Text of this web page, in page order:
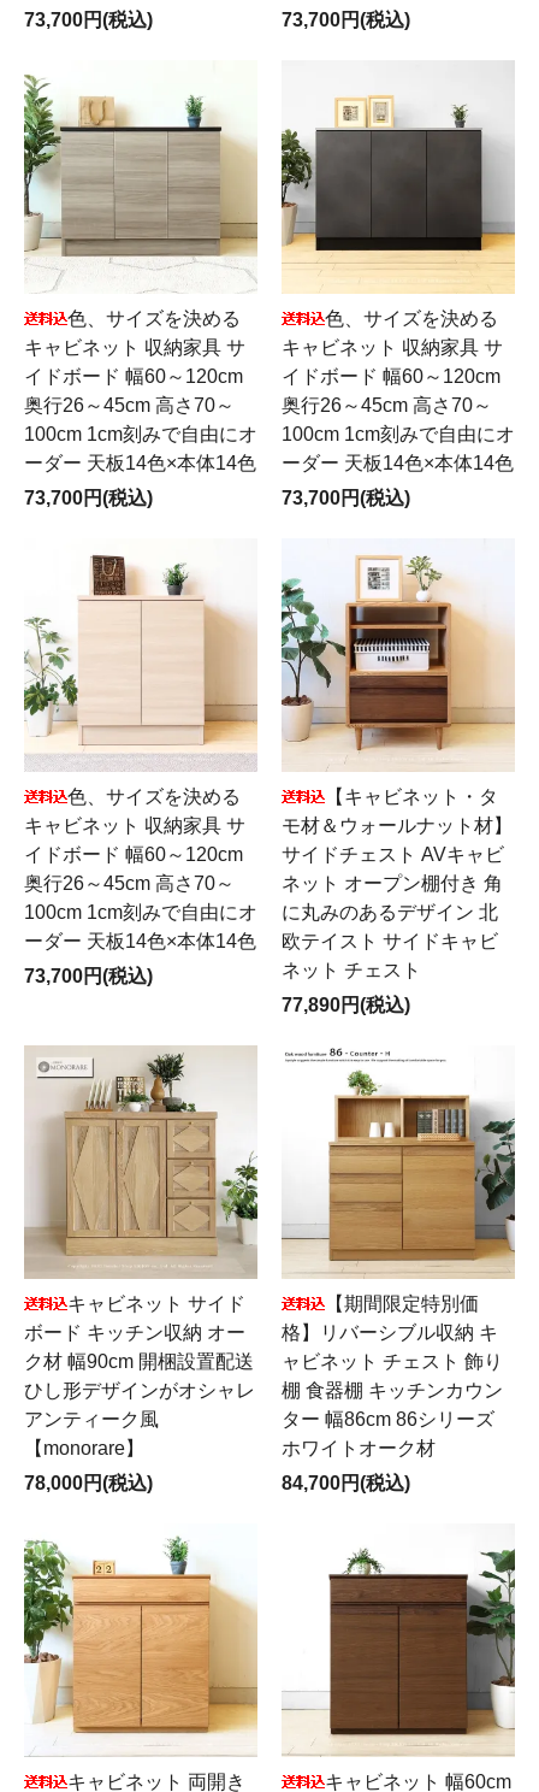
73,700円(税込)
73,700円(税込)
色、サイズを決める
キャビネット 収納家具 サ
イドボード 幅60～120cm
奥行26～45cm 高さ70～
100cm 1cm刻みで自由にオ
ーダー 天板14色×本体14色
73,700円(税込)
色、サイズを決める
キャビネット 収納家具 サ
イドボード 幅60～120cm
奥行26～45cm 高さ70～
100cm 1cm刻みで自由にオ
ーダー 天板14色×本体14色
73,700円(税込)
色、サイズを決める
キャビネット 収納家具 サ
イドボード 幅60～120cm
奥行26～45cm 高さ70～
100cm 1cm刻みで自由にオ
ーダー 天板14色×本体14色
73,700円(税込)
【キャビネット・タ
モ材＆ウォールナット材】
サイドチェスト AVキャビ
ネット オープン棚付き 角
に丸みのあるデザイン 北
欧テイスト サイドキャビ
ネット チェスト
77,890円(税込)
キャビネット サイド
ボード キッチン収納 オー
ク材 幅90cm 開梱設置配送
ひし形デザインがオシャレ
アンティーク風
【monorare】
78,000円(税込)
【期間限定特別価
格】リバーシブル収納 キ
ャビネット チェスト 飾り
棚 食器棚 キッチンカウン
ター 幅86cm 86シリーズ
ホワイトオーク材
84,700円(税込)
キャビネット 両開き キャビネット 幅60cm